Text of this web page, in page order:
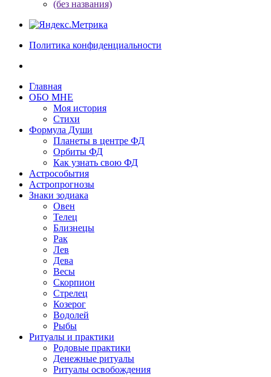
(без названия)
Политика конфиденциальности
Главная
ОБО МНЕ
Моя история
Стихи
Формула Души
Планеты в центре ФД
Орбиты ФД
Как узнать свою ФД
Астрособытия
Астропрогнозы
Знаки зодиака
Овен
Телец
Близнецы
Рак
Лев
Дева
Весы
Скорпион
Стрелец
Козерог
Водолей
Рыбы
Ритуалы и практики
Родовые практики
Денежные ритуалы
Ритуалы освобождения